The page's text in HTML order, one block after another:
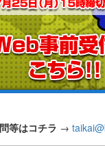
等はコチラ →